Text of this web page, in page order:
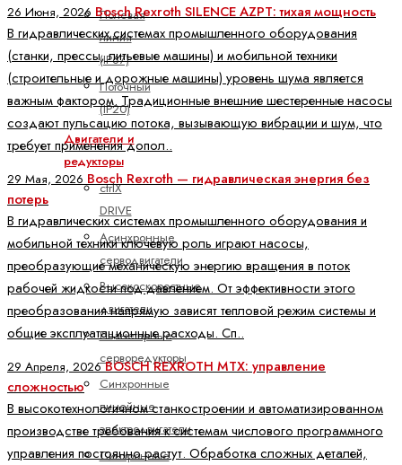
Полевая
линия
(IP67)
Поточный
(IP20)
Двигатели и
редукторы
ctrlX
DRIVE
Асинхронные
серводвигатели
Высокоскоростные
двигатели
Планетарные
серворедукторы
Синхронные
линейные
электродвигатели
Синхронные
26 Июня, 2026 Bosch Rexroth SILENCE AZPT: тихая мощность
В гидравлических системах промышленного оборудования
(станки, прессы, литьевые машины) и мобильной техники
(строительные и дорожные машины) уровень шума является
важным фактором. Традиционные внешние шестеренные насосы
создают пульсацию потока, вызывающую вибрации и шум, что
требует применения допол..
29 Мая, 2026 Bosch Rexroth — гидравлическая энергия без
потерь
В гидравлических системах промышленного оборудования и
мобильной техники ключевую роль играют насосы,
преобразующие механическую энергию вращения в поток
рабочей жидкости под давлением. От эффективности этого
преобразования напрямую зависят тепловой режим системы и
общие эксплуатационные расходы. Сп..
29 Апреля, 2026BOSCH REXROTH MTX: управление
сложностью
В высокотехнологичном станкостроении и автоматизированном
производстве требования к системам числового программного
управления постоянно растут. Обработка сложных деталей,